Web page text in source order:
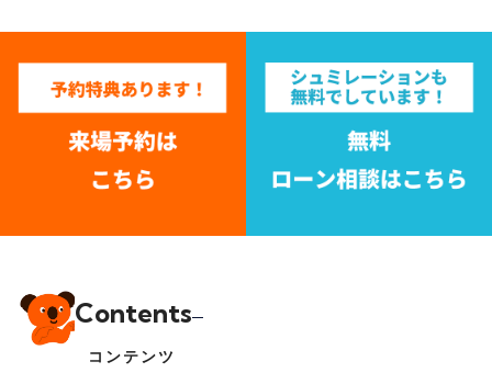
Contents
コンテンツ